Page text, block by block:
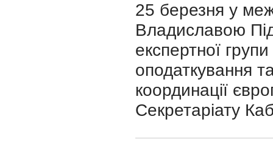
25 березня у
Владиславою
експертної
оподаткування
координації
Секретаріату